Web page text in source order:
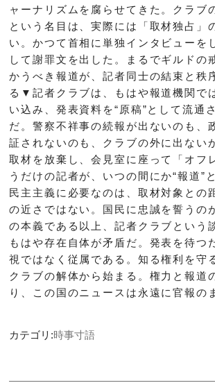
ャーナリズムを腐らせてきた。クラブ
という名目は、実際には「取材独占」
い。かつて首相に単独インタビューを
して謝罪文を出した。まるでギルドの
かうべき報道が、記者同士の結束と秩
る▼記者クラブは、もはや報道機関で
い込み、発表資料を“原稿”として流通
だ。警察不祥事の続報が出ないのも、
証されないのも、クラブの外に出ない
取材を放棄し、会見室に座って「オフ
うだけの記者が、いつの間にか“報道”
民主主義に必要なのは、取材対象との
の近さではない。国民に忠誠を誓うの
の本義である以上、記者クラブという
もはや存在自体が矛盾だ。発表を待つ
視ではなく従属である。知る権利を守
クラブの解体から始まる。権力と報道
り、この国のニュースは永遠に官報の
カテゴリ:時事寸語